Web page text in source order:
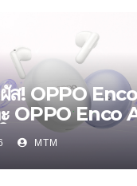
ส! OPPO Enco
OPPO Enco
หม่ล่าสุด มาพร้อ
วน เบาสบายเห
MTM